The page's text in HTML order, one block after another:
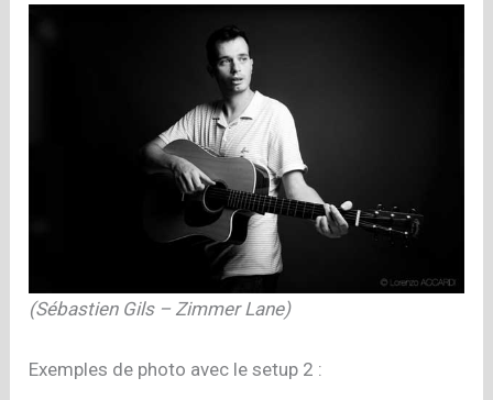
(Sébastien Gils – Zimmer Lane)
Exemples de photo avec le setup 2 :